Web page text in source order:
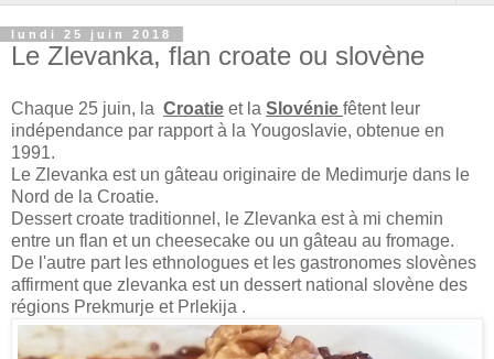
lundi 25 juin 2018
Le Zlevanka, flan croate ou slovène
Chaque 25 juin, la Croatie et la Slovénie fêtent leur
indépendance par rapport à la Yougoslavie, obtenue en
1991.
Le Zlevanka est un gâteau originaire de Medimurje dans le
Nord de la Croatie.
Dessert croate traditionnel, le Zlevanka est à mi chemin
entre un flan et un cheesecake ou un gâteau au fromage.
De l'autre part les ethnologues et les gastronomes slovènes
affirment que zlevanka est un dessert national slovène des
régions Prekmurje et Prlekija .